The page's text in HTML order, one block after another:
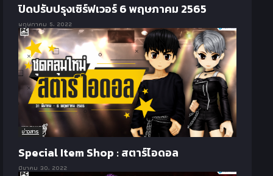
ปิดปรับปรุงเซิร์ฟเวอร์ 6 พฤษภาคม 2565
พฤษภาคม 5, 2022
ข่าวสาร
Special Item Shop : สตาร์ไอดอล
มีนาคม 30, 2022